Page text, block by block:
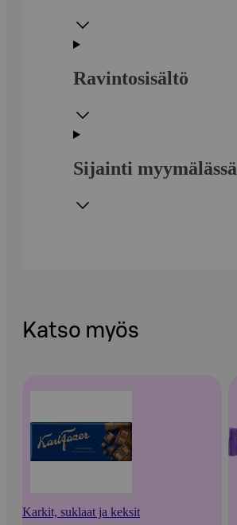
Ravintosisältö
Sijainti myymälässä
Katso myös
Karkit, suklaat ja keksit